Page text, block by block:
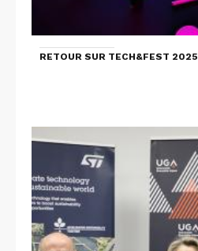
RETOUR SUR TECH&FEST 2025